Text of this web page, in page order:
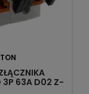
3P 63A D02 Z-
EATON